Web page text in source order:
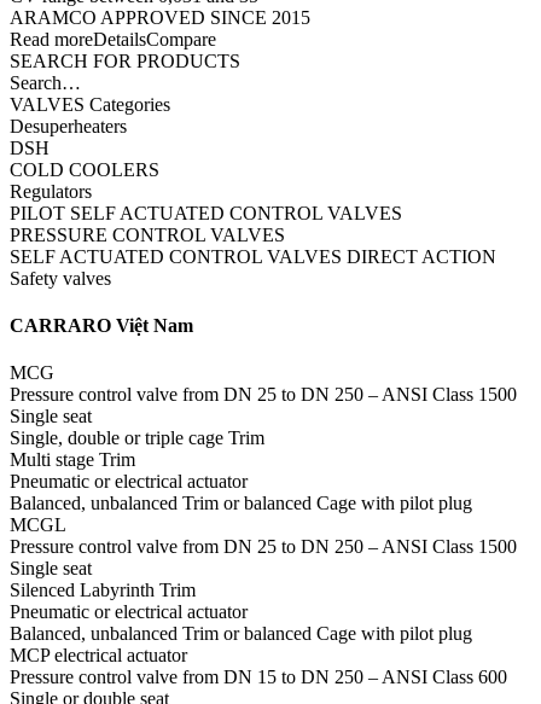
ARAMCO APPROVED SINCE 2015
Read moreDetailsCompare
SEARCH FOR PRODUCTS
Search…
VALVES Categories
Desuperheaters
DSH
COLD COOLERS
Regulators
PILOT SELF ACTUATED CONTROL VALVES
PRESSURE CONTROL VALVES
SELF ACTUATED CONTROL VALVES DIRECT ACTION
Safety valves
CARRARO Việt Nam
MCG
Pressure control valve from DN 25 to DN 250 – ANSI Class 1500
Single seat
Single, double or triple cage Trim
Multi stage Trim
Pneumatic or electrical actuator
Balanced, unbalanced Trim or balanced Cage with pilot plug
MCGL
Pressure control valve from DN 25 to DN 250 – ANSI Class 1500
Single seat
Silenced Labyrinth Trim
Pneumatic or electrical actuator
Balanced, unbalanced Trim or balanced Cage with pilot plug
MCP electrical actuator
Pressure control valve from DN 15 to DN 250 – ANSI Class 600
Single or double seat